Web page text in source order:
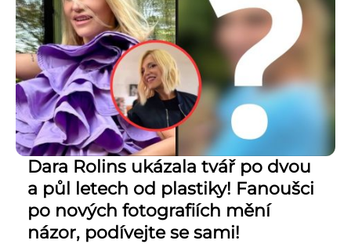
Dara Rolins ukázala tvář po dvou
a půl letech od plastiky! Fanoušci
po nových fotografiích mění
názor, podívejte se sami!